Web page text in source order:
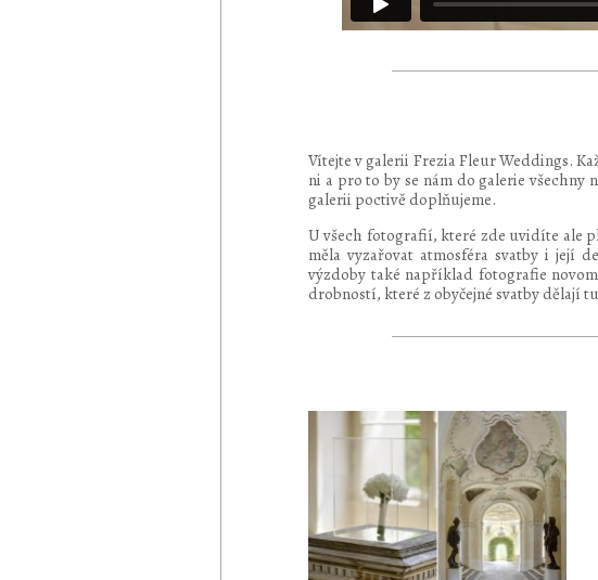
Vítejte v galerii Frezia Fleur Weddings.
ni a pro to by se nám do galerie všechny
galerii poctivě doplňujeme.
U všech fotografií, které zde uvidíte ale
měla vyzařovat atmosféra svatby i její
výzdoby také například fotografie
drobností, které z obyčejné svatby dělají